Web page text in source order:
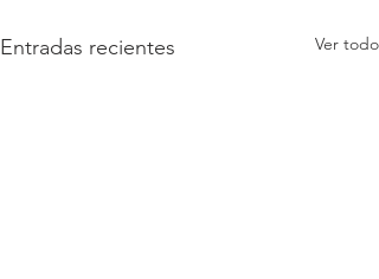
Entradas recientes Ver todo